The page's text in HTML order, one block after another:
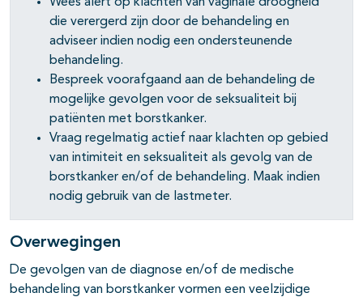
die verergerd zijn door de behandeling en
adviseer indien nodig een ondersteunende
behandeling.
Bespreek voorafgaand aan de behandeling de
mogelijke gevolgen voor de seksualiteit bij
patiënten met borstkanker.
Vraag regelmatig actief naar klachten op gebied
van intimiteit en seksualiteit als gevolg van de
borstkanker en/of de behandeling. Maak indien
nodig gebruik van de lastmeter.
Overwegingen
De gevolgen van de diagnose en/of de medische
behandeling van borstkanker vormen een veelzijdige